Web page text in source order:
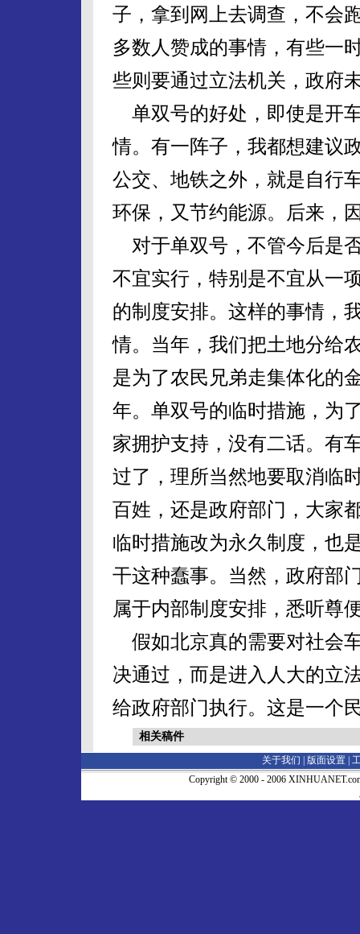
子，拿到网上去调查，不会
多数人赞成的事情，有些一
些则要通过立法机关，政府
单双号的好处，即使是开
情。有一阵子，我都想建议
公交、地铁之外，就是自行
环保，又节约能源。后来，
对于单双号，不管今后是
不宜实行，特别是不宜从一
的制度安排。这样的事情，
情。当年，我们把土地分给
是为了农民兄弟走集体化的
年。单双号的临时措施，为
家拥护支持，没有二话。有
过了，理所当然地要取消临
百姓，还是政府部门，大家
临时措施改为永久制度，也
干这种蠢事。当然，政府部
属于内部制度安排，悉听尊
假如北京真的需要对社会
决通过，而是进入人大的立
给政府部门执行。这是一个
相关稿件
关于我们 | 版面设置
Copyright © 2000 - 2006